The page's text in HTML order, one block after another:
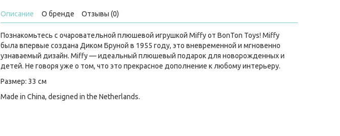
Описание О бренде Отзывы (0)
Познакомьтесь с очаровательной плюшевой игрушкой Miffy от BonTon Toys! Miffy
была впервые создана Диком Бруной в 1955 году, это вневременной и мгновенно
узнаваемый дизайн. Miffy — идеальный плюшевый подарок для новорожденных и
детей. Не говоря уже о том, что это прекрасное дополнение к любому интерьеру.
Размер: 33 см
Made in China, designed in the Netherlands.